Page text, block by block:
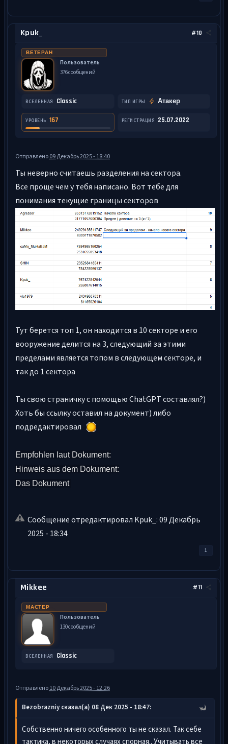
#10
Kpuk_
ВЕТЕРАН
Пользователь
376 сообщений
ВСЕЛЕННАЯ Classic ТИП ИГРЫ Атакер
УРОВЕНЬ 167 РЕГИСТРАЦИЯ 25.07.2022
Отправлено09 Декабрь 2025 - 18:40
Ты неверно считаешь разделения на сектора.
Все проще чем у тебя написано. Вот тебе для
понимания текущие границы секторов
Тут берется топ 1, он находится в 10 секторе и его
вооружение делится на 3, следующий за этими
пределами является топом в следующем секторе, и
так до 1 сектора
Ты свою страничку с помощью ChatGPT составлял?)
Хоть бы ссылку оставил на документ) либо
подредактировал
Empfohlen laut Dokument:
Hinweis aus dem Dokument:
Das Dokument
Сообщение отредактировал Kpuk_: 09 Декабрь
2025 - 18:34
1
#11
Mikkee
МАСТЕР
Пользователь
130 сообщений
ВСЕЛЕННАЯ Classic
Отправлено10 Декабрь 2025 - 12:26
Bezobrazniy сказал(а) 08 Дек 2025 - 18:47:
Собственно ничего особенного ты не сказал. Так себе
тактика, в некоторых случаях спорная.. Учитывать все